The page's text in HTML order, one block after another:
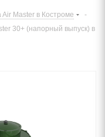
Master в Костроме
-
30+ (напорный выпуск) в